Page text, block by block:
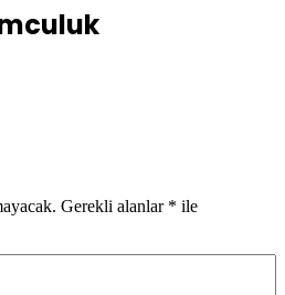
Gerekli alanlar * ile